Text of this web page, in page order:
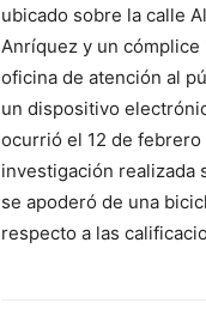
ubicado sobre la calle
Anríquez y un
oficina de atención al
un dispositivo
ocurrió el 12 de febrero
investigación realizada
se apoderó de una
respecto a las